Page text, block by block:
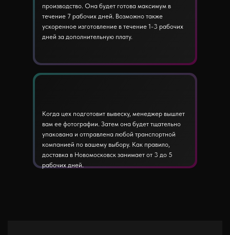
производство. Она будет готова максимум в
течение 7 рабочих дней. Возможно также
ускоренное изготовление в течение 1-3 рабочих
дней за дополнительную плату.
Когда цех подготовит вывеску, менеджер вышлет
вам ее фотографии. Затем она будет тщательно
упакована и отправлена любой транспортной
компанией по вашему выбору. Как правило,
доставка в Новомосковск занимает от 3 до 5
рабочих дней.